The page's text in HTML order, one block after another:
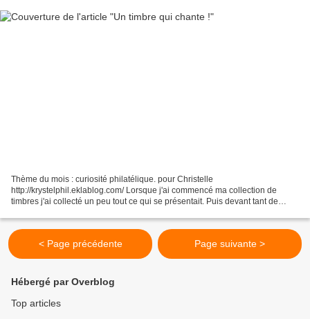
Thème du mois : curiosité philatélique. pour Christelle
http://krystelphil.eklablog.com/ Lorsque j'ai commencé ma collection de
timbres j'ai collecté un peu tout ce qui se présentait. Puis devant tant de
< Page précédente Page suivante >
Hébergé par Overblog
Top articles